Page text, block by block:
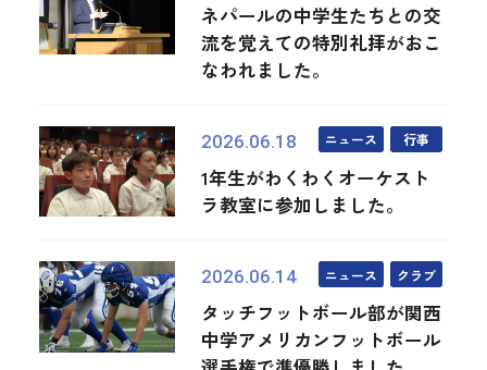
ネパールの中学生たちとの交
流を覚えての特別礼拝がおこ
なわれました。
2026.06.18 ニュース 行事
1年生がわくわくオーケスト
ラ教室に参加しました。
2026.06.14 ニュース クラブ
タッチフットボール部が関西
中学アメリカンフットボール